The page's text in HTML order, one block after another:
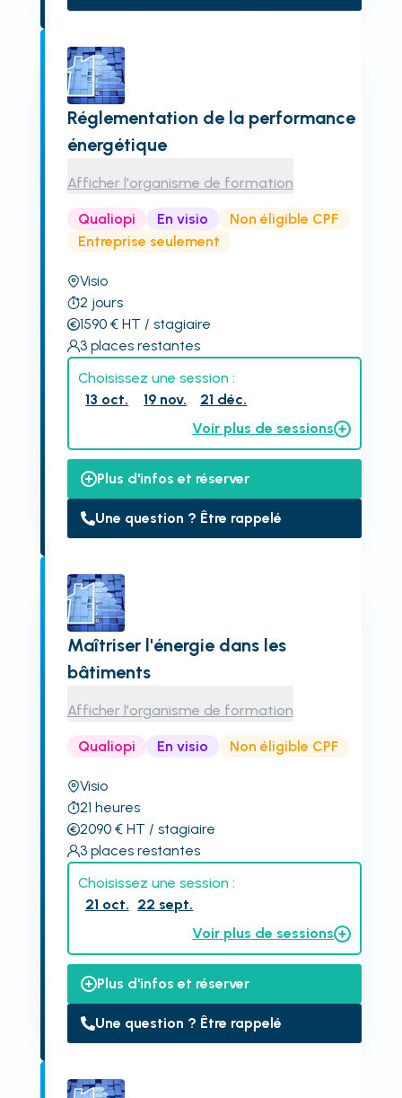
Réglementation de la performance
énergétique
Afficher l'organisme de formation
Qualiopi En visio
Non éligible CPF
Entreprise seulement
Visio
2 jours
1590€ HT / stagiaire
3 places restantes
Choisissez une session :
13 oct.
19 nov.
21 déc.
Voir plus de sessions
Plus d'infos et réserver
Une question ? Être rappelé
Maîtriser l'énergie dans les
bâtiments
Afficher l'organisme de formation
Qualiopi En visio Non éligible CPF
Visio
21 heures
2090€ HT / stagiaire
3 places restantes
Choisissez une session :
21 oct. 22 sept.
Voir plus de sessions
Plus d'infos et réserver
Une question ? Être rappelé